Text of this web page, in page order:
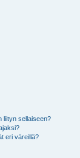
liityn sellaiseen?
eri väreillä?